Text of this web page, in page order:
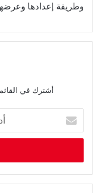
وطريقة إعدادها
أشترك في
خ
ب
ر